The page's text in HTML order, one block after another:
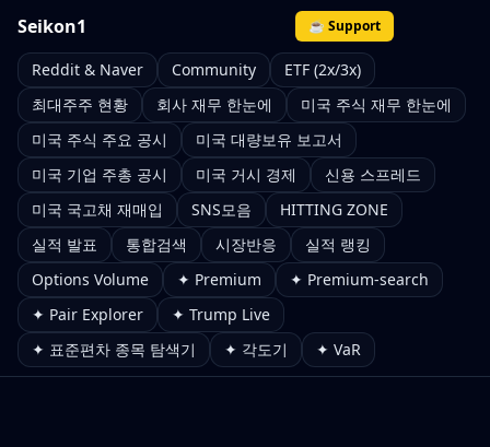
Seikon1 ☕ Support
Reddit & Naver Community
ETF (2x/3x)
최대주주 현황
회사 재무 한눈에
미국 주식 재무 한눈에
미국 주식 주요 공시
미국 대량보유 보고서
미국 기업 주총 공시
미국 거시 경제
신용 스프레드
미국 국고채 재매입
SNS모음
HITTING ZONE
실적 발표
통합검색 시장반응
실적 랭킹
Options Volume
✦ Premium
✦ Premium-search
✦ Pair Explorer
✦ Trump Live
✦ 표준편차 종목 탐색기
✦ 각도기 ✦ VaR